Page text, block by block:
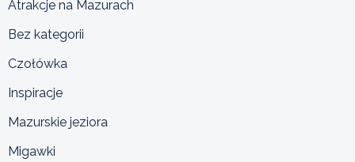
Atrakcje na Mazurach
Bez kategorii
Czołówka
Inspiracje
Mazurskie jeziora
Migawki